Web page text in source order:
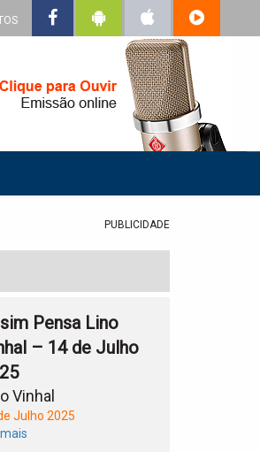
PUBLICIDADE
Pensa Lino
– 14 de Julho
Vinhal
Julho 2025
mais